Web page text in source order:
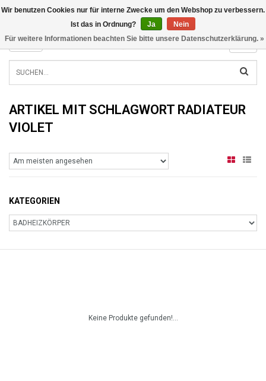
INFO@RADIATORS.SHOP
MENU
ARTIKEL MIT SCHLAGWORT RADIATEUR
VIOLET
KATEGORIEN
Keine Produkte gefunden!...
Wir benutzen Cookies nur für interne Zwecke um den Webshop zu verbessern.
Ist das in Ordnung?
Ja
Nein
Für weitere Informationen beachten Sie bitte unsere Datenschutzerklärung. »